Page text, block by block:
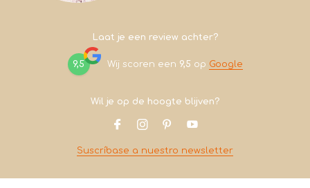
Laat je een review achter?
9,5 Wij scoren een 9,5 op Google
Wil je op de hoogte blijven?
Suscríbase a nuestro newsletter